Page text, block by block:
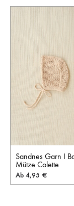
Sandnes Garn I
Mütze Colette
Ab 4,95 €